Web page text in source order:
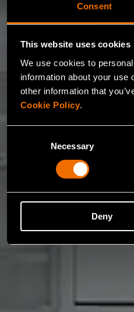
Consent
This website uses cookies
We use cookies to
information about your use
other information that
Cookie Policy.
Necessary
Deny